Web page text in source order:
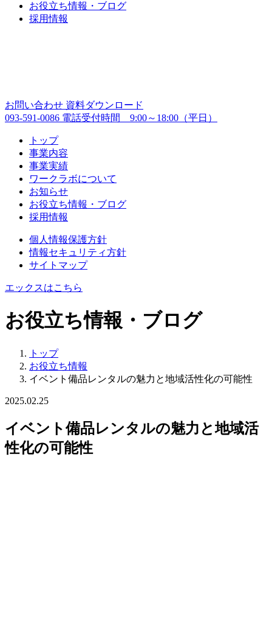
お役立ち情報・ブログ
採用情報
お問い合わせ 資料ダウンロード
093-591-0086 電話受付時間 9:00～18:00（平日）
トップ
事業内容
事業実績
ワークラボについて
お知らせ
お役立ち情報・ブログ
採用情報
個人情報保護方針
情報セキュリティ方針
サイトマップ
エックスはこちら
お役立ち情報・ブログ
トップ
お役立ち情報
イベント備品レンタルの魅力と地域活性化の可能性
2025.02.25
イベント備品レンタルの魅力と地域活
性化の可能性